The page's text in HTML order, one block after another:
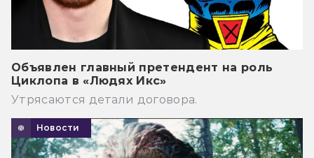
Объявлен главный претендент на роль
Циклопа в «Людях Икс»
Утрясаются детали договора.
Новости